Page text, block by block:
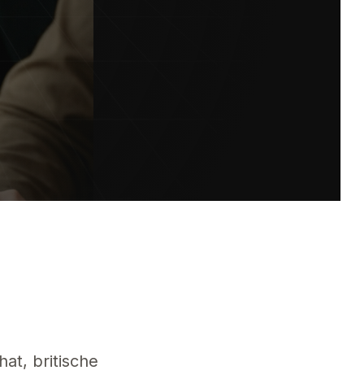
Schritte und sichern Sie Ihre Amazon- und eBay-Konten
britische